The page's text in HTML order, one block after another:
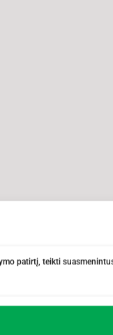
patirtį, teikti